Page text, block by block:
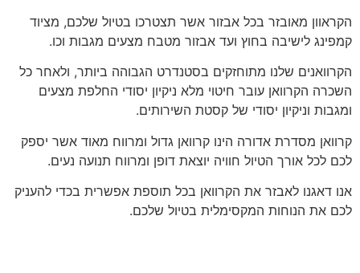
הקראוון מאובזר בכל אבזור אשר תצטרכו בטיול שלכם, מציוד
קמפינג לישיבה בחוץ ועד אבזור מטבח מצעים מגבות וכו.
הקרוואנים שלנו מתוחזקים בסטנדרט הגבוהה ביותר, ולאחר כל
השכרה הקרוואן עובר חיטוי מלא ניקיון יסודי החלפת מצעים
ומגבות וניקיון יסודי של קסטת השירותים.
קרוואן מסדרת אדורה הינו קרוואן גדול ומרווח מאוד אשר יספק
לכם לכל אורך הטיול חוויה יוצאת דופן ומרווח תנועה נעים.
אנו דאגנו לאבזר את הקרוואן בכל תוספת אפשרית בכדי להעניק
לכם את הנוחות המקסימלית בטיול שלכם.